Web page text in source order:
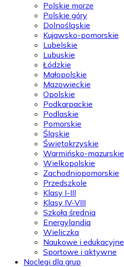
Polskie morze
Polskie góry
Dolnośląskie
Kujawsko-pomorskie
Lubelskie
Lubuskie
Łódzkie
Małopolskie
Mazowieckie
Opolskie
Podkarpackie
Podlaskie
Pomorskie
Śląskie
Świętokrzyskie
Warmińsko-mazurskie
Wielkopolskie
Zachodniopomorskie
Przedszkole
Klasy I-III
Klasy IV-VIII
Szkoła średnia
Energylandia
Wieliczka
Naukowe i edukacyjne
Sportowe i aktywne
Noclegi dla grup